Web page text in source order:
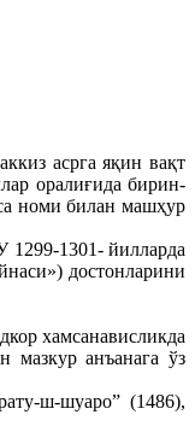
асрга яқин вақт
оралиғида бирин-
номи билан машҳур
1299-1301- йилларда
достонларини
хамсанависликда
мазкур анъанага ўз
ш-шуаро” (1486),